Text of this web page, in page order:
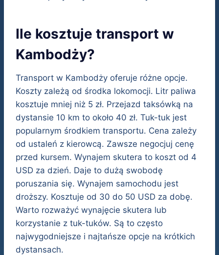
Ile kosztuje transport w
Kambodży?
Transport w Kambodży oferuje różne opcje.
Koszty zależą od środka lokomocji. Litr paliwa
kosztuje mniej niż 5 zł. Przejazd taksówką na
dystansie 10 km to około 40 zł. Tuk-tuk jest
popularnym środkiem transportu. Cena zależy
od ustaleń z kierowcą. Zawsze negocjuj cenę
przed kursem. Wynajem skutera to koszt od 4
USD za dzień. Daje to dużą swobodę
poruszania się. Wynajem samochodu jest
droższy. Kosztuje od 30 do 50 USD za dobę.
Warto rozważyć wynajęcie skutera lub
korzystanie z tuk-tuków. Są to często
najwygodniejsze i najtańsze opcje na krótkich
dystansach.